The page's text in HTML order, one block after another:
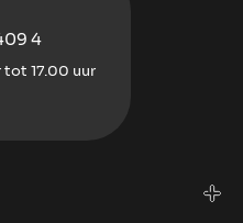
4
tot 17.00 uur